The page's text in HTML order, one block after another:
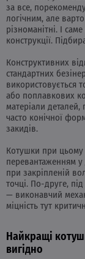
за все,
логічним, але
різноманітні. І
конструкції.
Конструктивних
стандартних
використовується
або поплавкових
матеріали
часто конічної
закидів.
Котушки при цьому
перевантаженням
при закріпленій
точці. По-друге,
— виконавчий
міцність тут
Найкращі
вигідно